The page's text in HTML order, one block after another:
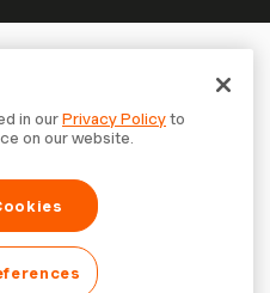
in ourPrivacy Policyto
on our website.